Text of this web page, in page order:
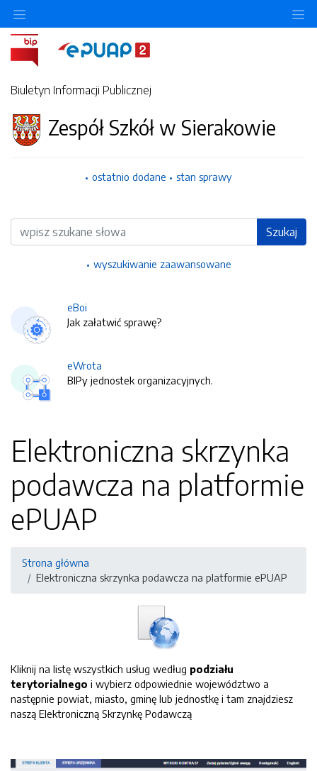
Biuletyn Informacji Publicznej
Zespół Szkół w Sierakowie
ostatnio dodane stan sprawy
Wyszukiwarka Szukaj
wyszukiwanie zaawansowane
eBoi
Jak załatwić sprawę?
eWrota
BIPy jednostek organizacyjnych.
Elektroniczna skrzynka
podawcza na platformie
ePUAP
Strona główna
Elektroniczna skrzynka podawcza na platformie ePUAP
Kliknij na listę wszystkich usług według podziału
terytorialnego i wybierz odpowiednie województwo a
następnie powiat, miasto, gminę lub jednostkę i tam znajdziesz
naszą Elektroniczną Skrzynkę Podawczą